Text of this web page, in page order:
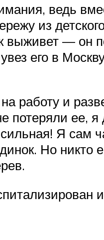
ведь
из
выживет — он
его в
работу и
потеряли ее,
Я сам
Но никто